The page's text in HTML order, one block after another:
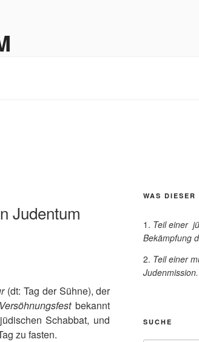
Judentum
(dt: Tag der Sühne), der
Versöhnungsfestbekannt
Schabbat, und
zu fasten.
WAS
Teil einer
Bekämpfung
Teil einer
Judenmission.
SUCHE